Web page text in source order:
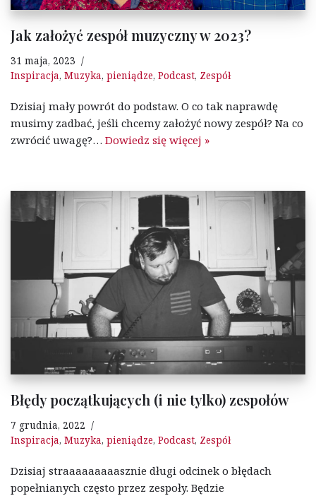
Jak założyć zespół muzyczny w 2023?
31 maja, 2023
Inspiracja, Muzyka, pieniądze, Podcast, Zespół
Dzisiaj mały powrót do podstaw. O co tak naprawdę
musimy zadbać, jeśli chcemy założyć nowy zespół? Na co
zwrócić uwagę?… Dowiedz się więcej »
Błędy początkujących (i nie tylko) zespołów
7 grudnia, 2022
Inspiracja, Muzyka, pieniądze, Podcast, Zespół
Dzisiaj straaaaaaaaasznie długi odcinek o błędach
popełnianych często przez zespoły. Będzie